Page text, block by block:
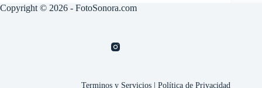
Copyright © 2026 - FotoSonora.com
Terminos y Servicios |Política de Privacidad